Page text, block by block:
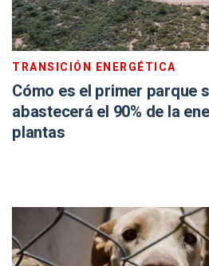
TRANSICIÓN ENERGÉTICA
Cómo es el primer parque
abastecerá el 90% de la
plantas